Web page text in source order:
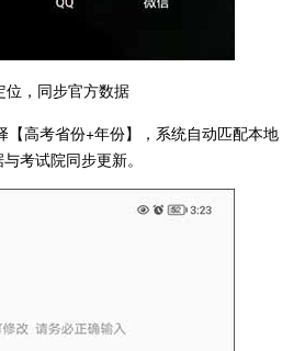
，同步官方数据
【高考省份+年份】，系统自动匹配本地
考试院同步更新。